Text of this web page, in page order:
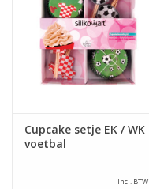
Cupcake setje EK / WK
voetbal
Incl. BTW